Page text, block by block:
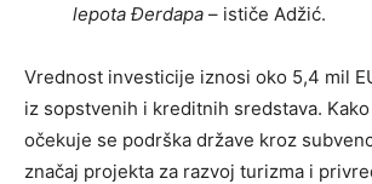
lepota Đerdapa – ističe Adžić.
Vrednost investicije iznosi oko 5,4 mil
iz sopstvenih i kreditnih sredstava.
očekuje se podrška države kroz
značaj projekta za razvoj turizma i